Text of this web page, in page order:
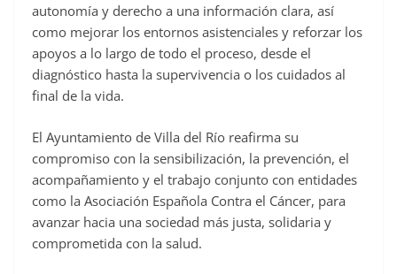
autonomía y derecho a una información clara, así
como mejorar los entornos asistenciales y reforzar los
apoyos a lo largo de todo el proceso, desde el
diagnóstico hasta la supervivencia o los cuidados al
final de la vida.
El Ayuntamiento de Villa del Río reafirma su
compromiso con la sensibilización, la prevención, el
acompañamiento y el trabajo conjunto con entidades
como la Asociación Española Contra el Cáncer, para
avanzar hacia una sociedad más justa, solidaria y
comprometida con la salud.